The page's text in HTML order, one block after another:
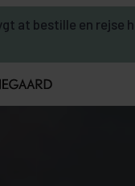
at bestille en rejse